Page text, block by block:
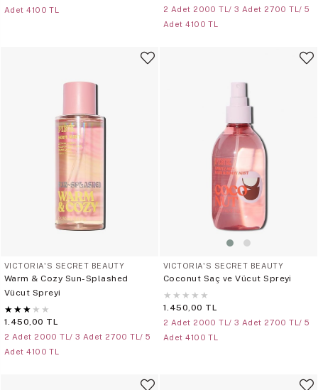
Adet 4100 TL
2 Adet 2000 TL/ 3 Adet 2700 TL/ 5
Adet 4100 TL
VICTORIA'S SECRET BEAUTY
Warm & Cozy Sun-Splashed
Vücut Spreyi
★ ★ ★ ★ ★
1.450,00 TL
2 Adet 2000 TL/ 3 Adet 2700 TL/ 5
Adet 4100 TL
VICTORIA'S SECRET BEAUTY
Coconut Saç ve Vücut Spreyi
★ ★ ★ ★ ★
1.450,00 TL
2 Adet 2000 TL/ 3 Adet 2700 TL/ 5
Adet 4100 TL